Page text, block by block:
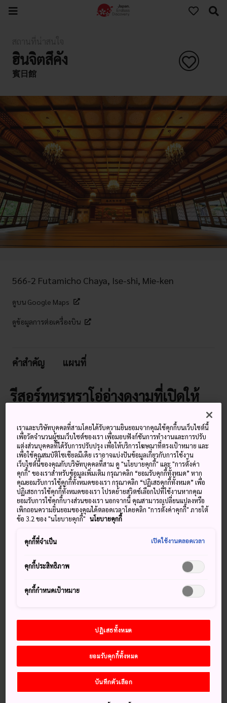
ฮินจิตสึคัง
賓日館
566-2 Futamicho Chaya, Ise-shi, Mie-ken
ดูบน Google Maps
ดูข้อมูลการต่อเครื่องบิน
คำสำคัญ แผนที่
รีสอร์ทหรูหราโอ่อ่างดงามที่เปิดให้
ใกล้กับศาลเจ้าอิเสะจิงกู และเเมะโอโตะอิวะ
หรือ “หิน
แต่งงาน” จะมีฮินจิตสึคังซึ่งเป็นโรงแรมญี่ปุ่นที่ได้รับการอนุรักษ์
ไว้อย่างดี โดยครั้งหนึ่งเคยเป็นบ้านพักตากอากาศของราชวงศ์
พลาดไม่ได้
ห้องที่ได้รับการอนุรักษ์อย่างดีและทางเดินในที่ร่ม
เหมือนเมื่อ 100 ปีก่อน
และการออกแบบในญี่ปุ่นในช่วงพัฒนา
เกร็ดน่าสนใจ
อาคารสร้างเสร็จในปี ค.ศ.1887
ห้องโถงกลางใหญ่เป็นตัวอย่างที่ชัดเจนของสถาปัตยกรรม
เราและบริษัทบุคคลที่สามโดยได้รับความยินยอมจากคุณใช้คุกกี้บนเว็บไซต์นี้
เพื่อวัดจำนวนผู้ชมเว็บไซต์ของเรา เพื่อมอบฟังก์ชันการทำงานและการปรับ
แต่งส่วนบุคคลที่ได้รับการปรับปรุง เพื่อให้บริการโฆษณาที่ตรงเป้าหมาย และ
เพื่อใช้คุณสมบัติโซเชียลมีเดีย เราอาจแบ่งปันข้อมูลเกี่ยวกับการใช้งาน
เว็บไซต์นี้ของคุณกับบริษัทบุคคลที่สาม ดู "นโยบายคุกกี้" และ "การตั้งค่า
คุกกี้" ของเราสำหรับข้อมูลเพิ่มเติม กรุณาคลิก “ยอมรับคุกกี้ทั้งหมด” หาก
คุณยอมรับการใช้คุกกี้ทั้งหมดของเรา กรุณาคลิก “ปฏิเสธคุกกี้ทั้งหมด” เพื่อ
ปฏิเสธการใช้คุกกี้ทั้งหมดของเรา โปรดย้ายสวิตช์เลือกไปที่ใช้งานหากคุณ
ยอมรับการใช้คุกกี้บางส่วนของเรา นอกจากนี้ คุณสามารถเปลี่ยนแปลงหรือ
เพิกถอนความยินยอมของคุณได้ตลอดเวลาโดยคลิก "การตั้งค่าคุกกี้" ภายใต้
ข้อ 3.2 ของ "นโยบายคุกกี้" นโยบายคุกกี้
คุกกี้ที่จำเป็น เปิดใช้งานตลอดเวลา
คุกกี้ประสิทธิภาพ
คุกกี้กำหนดเป้าหมาย
ปฏิเสธทั้งหมด
ยอมรับคุกกี้ทั้งหมด
บันทึกตัวเลือก